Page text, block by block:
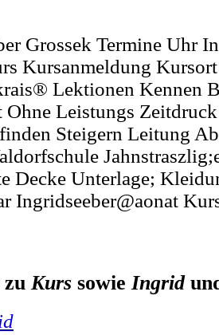
Grossek Termine Uhr
Kursanmeldung
Lektionen Kennen
Leistungs
Steigern Leitung
Decke Unterlage;
Ingridseeber@aonat
zuKurs sowieIngrid